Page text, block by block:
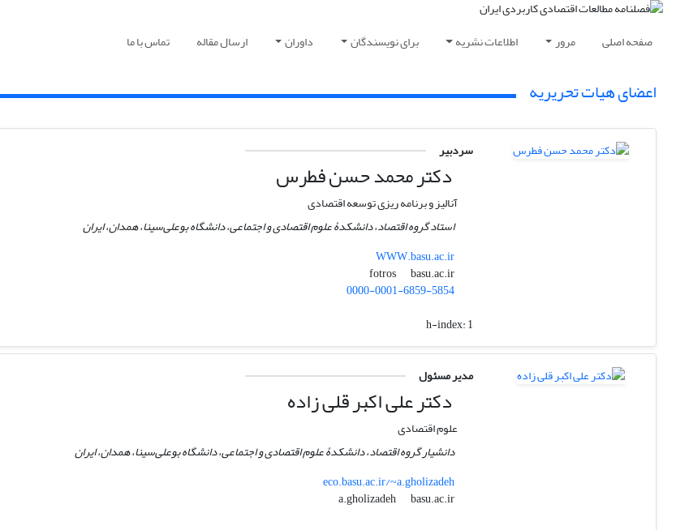
صفحه اصلی مرور اطلاعات نشریه برای نویسندگان داوران ارسال مقاله تماس با ما
اعضای هیات تحریریه
سردبیر
دکتر محمد حسن فطرس
آنالیز و برنامه ریزی توسعه اقتصادی
استاد گروه اقتصاد، دانشکدۀ علوم اقتصادی و اجتماعی، دانشگاه بوعلی‌سینا، همدان، ایران
WWW.basu.ac.ir
fotros
basu.ac.ir
0000-0001-6859-5854
h-index:1
مدیر مسئول
دکتر علی اکبر قلی زاده
علوم اقتصادی
دانشیار گروه اقتصاد، دانشکدۀ علوم اقتصادی و اجتماعی، دانشگاه بوعلی‌سینا، همدان، ایران
eco.basu.ac.ir/~a.gholizadeh
a.gholizadeh
basu.ac.ir